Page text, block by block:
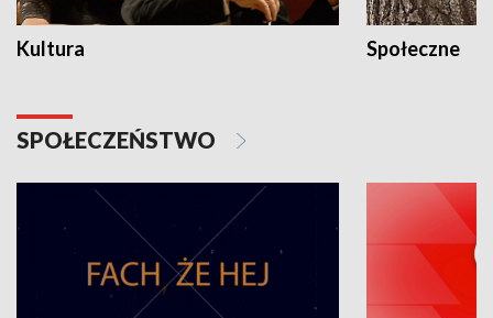
Kultura Społeczne
SPOŁECZEŃSTWO